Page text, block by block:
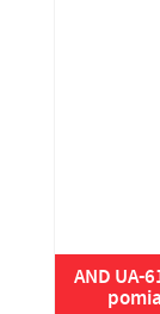
AND UA-